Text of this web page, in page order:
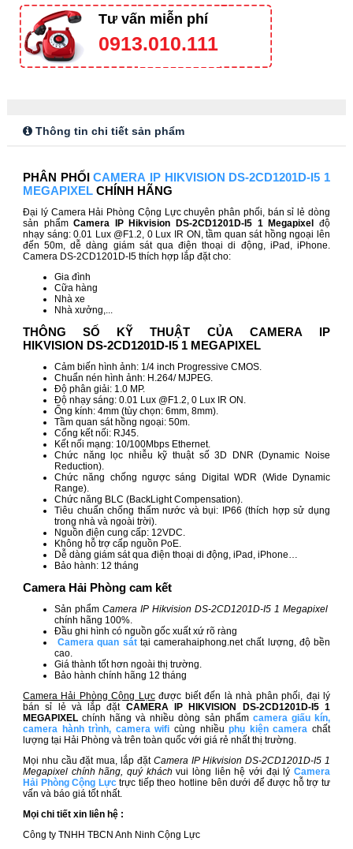
Tư vấn miễn phí
0913.010.111
Thông tin chi tiết sản phẩm
PHÂN PHỐICAMERA IP HIKVISION DS-2CD1201D-I5 1
MEGAPIXELCHÍNH HÃNG
Đại lý Camera Hải Phòng Cộng Lực chuyên phân phối, bán sỉ lẻ dòng
sản phẩmCamera IP Hikvision DS-2CD1201D-I5 1 Megapixel
độ
nhạy sáng: 0.01 Lux @F1.2, 0 Lux IR ON, tầm quan sát hồng ngoại lên
đến 50m, dễ dàng giám sát qua điện thoại di động, iPad, iPhone.
Camera DS-2CD1201D-I5 thích hợp lắp đặt cho:
Gia đình
Cữa hàng
Nhà xe
Nhà xưởng,...
THÔNG SỐ KỸ THUẬT CỦA CAMERA IP
HIKVISION DS-2CD1201D-I5 1 MEGAPIXEL
Cảm biến hình ảnh: 1/4 inch Progressive CMOS.
Chuẩn nén hình ảnh: H.264/ MJPEG.
Độ phân giải: 1.0 MP.
Độ nhạy sáng: 0.01 Lux @F1.2, 0 Lux IR ON.
Ống kính: 4mm (tùy chọn: 6mm, 8mm).
Tầm quan sát hồng ngoại: 50m.
Cổng kết nối: RJ45.
Kết nối mạng: 10/100Mbps Ethernet.
Chức năng lọc nhiễu kỹ thuật số 3D DNR (Dynamic Noise
Reduction).
Chức năng chống ngược sáng Digital WDR (Wide Dynamic
Range).
Chức năng BLC (BackLight Compensation).
Tiêu chuẩn chống thấm nước và bụi: IP66 (thích hợp sử dụng
trong nhà và ngoài trời).
Nguồn điện cung cấp: 12VDC.
Không hỗ trợ cấp nguồn PoE.
Dễ dàng giám sát qua điện thoại di động, iPad, iPhone…
Bảo hành: 12 tháng
Camera Hải Phòng cam kết
Sản phẩm Camera IP Hikvision DS-2CD1201D-I5 1 Megapixel
chính hãng 100%.
Đầu ghi hình có nguồn gốc xuất xứ rõ ràng
Camera quan sát tại camerahaiphong.net chất lượng, độ bền
cao.
Giá thành tốt hơn ngoài thị trường.
Bảo hành chính hãng 12 tháng
Camera Hải Phòng Cộng Lựcđược biết đến là nhà phân phối, đại lý
bán sỉ lẻ và lắp đặt CAMERA IP HIKVISION DS-2CD1201D-I5 1
MEGAPIXEL​chính hãng và nhiều dòng sản phẩm camera giấu kín,
camera hành trình, camera wifi cùng nhiềuphụ kiện camera chất
lượng tại Hải Phòng và trên toàn quốc với giá rẻ nhất thị trường.
Mọi nhu cầu đặt mua, lắp đặt Camera IP Hikvision DS-2CD1201D-I5 1
Megapixel chính hãng, quý kháchvui lòng liên hệ với đại lý Camera
Hải Phòng Cộng Lực trực tiếp theo hotline bên dưới để được hỗ trợ tư
vấn và báo giá tốt nhất.
Mọi chi tiết xin liên hệ :
Công ty TNHH TBCN Anh Ninh Cộng Lực